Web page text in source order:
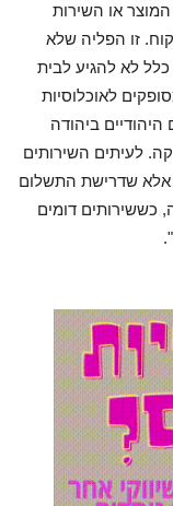
או השירות
זו הפליה שלא
לא להגיע לבית
לאוכלוסיות
היהודיים ביהודה
לעיתים השירותים
אלא שדרישת התשלום
כששירותים דומים